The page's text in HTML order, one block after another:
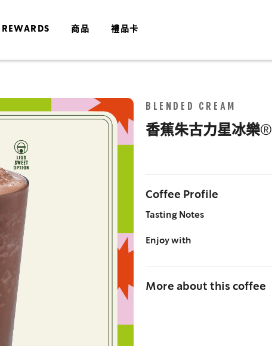
商品 禮品卡
Skip
the
BLENDED CREAM
香蕉朱古力星冰樂®
Coffee Profile
Tasting Notes
Enjoy with
More about this coffee